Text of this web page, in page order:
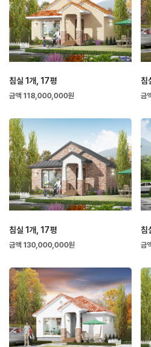
침실 1개, 17평
금액 118,000,000원
침
금
침실 1개, 17평
금액 130,000,000원
침
금